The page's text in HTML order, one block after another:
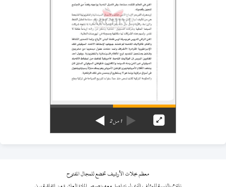
1من2
معظم مجلات الأرشيف تخضع للمجال المفتوح